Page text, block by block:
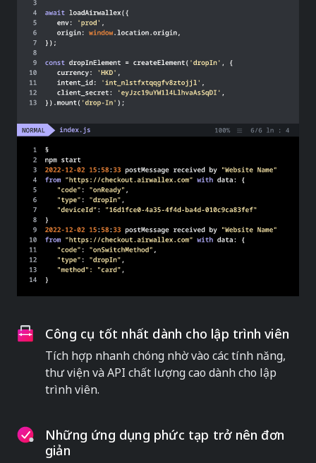
Công cụ tốt nhất dành cho lập trình viên
Tích hợp nhanh chóng nhờ vào các tính năng,
thư viện và API chất lượng cao dành cho lập
trình viên.
Những ứng dụng phức tạp trở nên đơn
giản